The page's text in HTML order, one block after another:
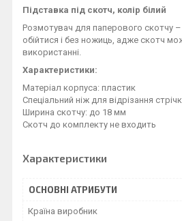
Підставка під скотч, колір білий
Розмотувач для паперового скотчу
обійтися і без ножиць, адже скотч
використанні.
Характеристики:
Матеріал корпуса: пластик
Спеціальний ніж для відрізання
Ширина скотчу: до 18 мм
Скотч до комплекту не входить
Характеристики
ОСНОВНІ АТРИБУТИ
Країна виробник